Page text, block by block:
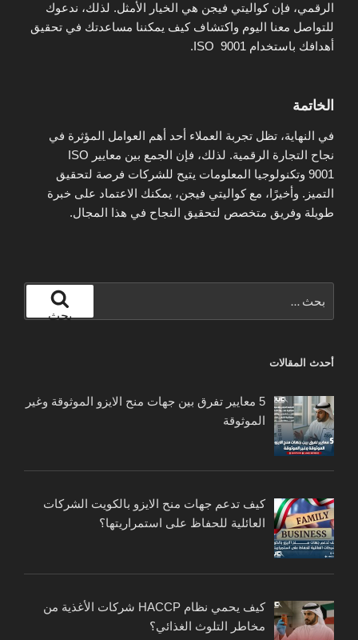
الرقمي، فإن كواليتي فيجن هي الخيار الأمثل. لذلك، ندعوك
للتواصل معنا اليوم واكتشاف كيف يمكننا مساعدتك في تحقيق
أهدافك باستخدام ISO 9001.
الخاتمة
في النهاية، تظل تجربة العملاء أحد أهم العوامل المؤثرة في
نجاح التجارة الرقمية. لذلك، فإن الجمع بين معايير ISO
9001 وتكنولوجيا المعلومات يتيح للشركات فرصة لتحقيق
التميز. وأخيرًا، مع كواليتي فيجن، يمكنك الاعتماد على خبرة
طويلة وفريق متخصص لتحقيق النجاح في هذا المجال.
عن:
بحث
أحدث المقالات
5 معايير تفرق بين جهات منح الايزو الموثوقة وغير
الموثوقة
كيف تدعم جهات منح الايزو بالكويت الشركات
العائلية للحفاظ على استمراريتها؟
كيف يحمي نظام HACCP شركات الأغذية من
مخاطر التلوث الغذائي؟